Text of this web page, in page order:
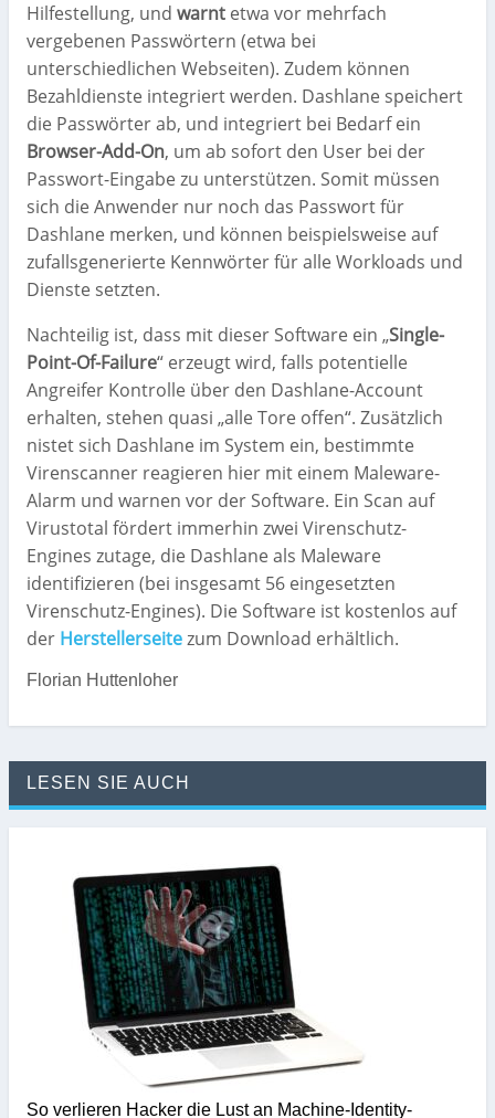
Hilfestellung, und warnt etwa vor mehrfach
vergebenen Passwörtern (etwa bei
unterschiedlichen Webseiten). Zudem können
Bezahldienste integriert werden. Dashlane speichert
die Passwörter ab, und integriert bei Bedarf ein
Browser-Add-On, um ab sofort den User bei der
Passwort-Eingabe zu unterstützen. Somit müssen
sich die Anwender nur noch das Passwort für
Dashlane merken, und können beispielsweise auf
zufallsgenerierte Kennwörter für alle Workloads und
Dienste setzten.
Nachteilig ist, dass mit dieser Software ein „Single-
Point-Of-Failure“ erzeugt wird, falls potentielle
Angreifer Kontrolle über den Dashlane-Account
erhalten, stehen quasi „alle Tore offen“. Zusätzlich
nistet sich Dashlane im System ein, bestimmte
Virenscanner reagieren hier mit einem Maleware-
Alarm und warnen vor der Software. Ein Scan auf
Virustotal fördert immerhin zwei Virenschutz-
Engines zutage, die Dashlane als Maleware
identifizieren (bei insgesamt 56 eingesetzten
Virenschutz-Engines). Die Software ist kostenlos auf
der Herstellerseitezum Download erhältlich.
Florian Huttenloher
LESEN SIE AUCH
So verlieren Hacker die Lust an Machine-Identity-